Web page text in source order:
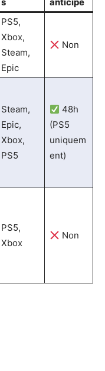
PS5,
Xbox,
Steam,
Epic
Non
Steam,
Epic,
Xbox,
PS5
48h
(PS5
uniquem
ent)
PS5,
Xbox
Non